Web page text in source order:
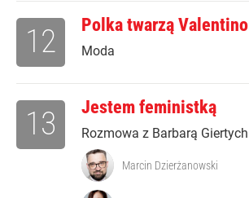
Polka twarzą Valentino
Moda
12
Jestem feministką
Rozmowa z Barbarą Giertych
13
Marcin Dzierżanowski